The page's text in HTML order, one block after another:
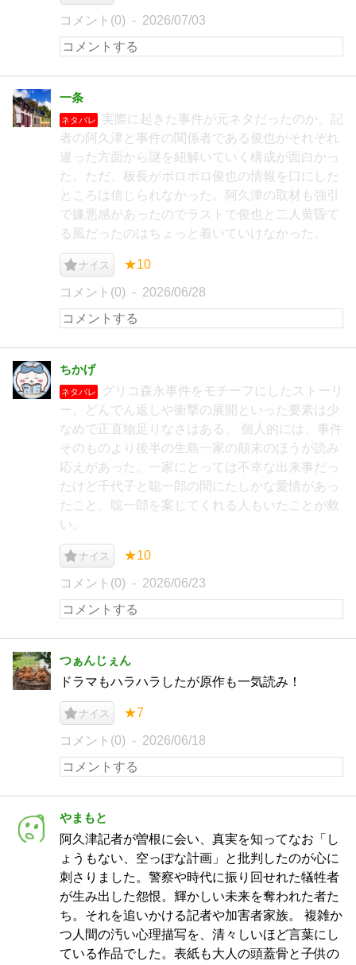
コメント(0) 2026/07/03
一条
ネタバレ
実際に起きた事件が元ネタだったのか。記
者の阿久津と事件の関係者である俊也がそれぞれ
違った方面から謎を紐解いていく構成が面白かっ
た。ただ、板長がボロボロ俊也の情報を口にした
ところは信じられなかった。阿久津の取材も強引
で嫌悪感があったのでラストで俊也と二人黄昏て
る風だったのはちょっと着いていけなかった。
ナイス ★10
コメント(0) 2026/06/28
ちかげ
ネタバレ
グリコ森永事件をモチーフにしたストーリ
ー。どんでん返しや衝撃の展開といった要素は少
なめで正直物足りなさはある。 個人的には、事件
そのものより後半の生島一家の顛末のほうが読み
応えがあった。一家にとっては不幸な出来事だっ
たけど千代子と聡一郎の間にたしかな愛情があっ
たこと、聡一郎を案じてくれる人もいたことが救
い。
ナイス ★10
コメント(0) 2026/06/23
つぁんじぇん
ドラマもハラハラしたが原作も一気読み！
ナイス ★7
コメント(0) 2026/06/18
やまもと
阿久津記者が曽根に会い、真実を知ってなお「し
ょうもない、空っぽな計画」と批判したのが心に
刺さりました。警察や時代に振り回せれた犠牲者
が生み出した怨恨。輝かしい未来を奪われた者た
ち。それを追いかける記者や加害者家族。 複雑か
つ人間の汚い心理描写を、清々しいほど言葉にし
ている作品でした。表紙も大人の頭蓋骨と子供の